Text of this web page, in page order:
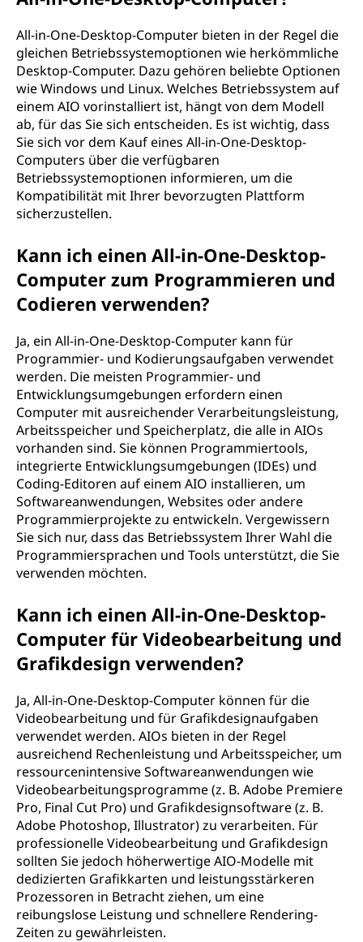
All-in-One-Desktop-Computer bieten in der Regel die
gleichen Betriebssystemoptionen wie herkömmliche
Desktop-Computer. Dazu gehören beliebte Optionen
wie Windows und Linux. Welches Betriebssystem auf
einem AIO vorinstalliert ist, hängt von dem Modell
ab, für das Sie sich entscheiden. Es ist wichtig, dass
Sie sich vor dem Kauf eines All-in-One-Desktop-
Computers über die verfügbaren
Betriebssystemoptionen informieren, um die
Kompatibilität mit Ihrer bevorzugten Plattform
sicherzustellen.
Kann ich einen All-in-One-Desktop-
Computer zum Programmieren und
Codieren verwenden?
Ja, ein All-in-One-Desktop-Computer kann für
Programmier- und Kodierungsaufgaben verwendet
werden. Die meisten Programmier- und
Entwicklungsumgebungen erfordern einen
Computer mit ausreichender Verarbeitungsleistung,
Arbeitsspeicher und Speicherplatz, die alle in AIOs
vorhanden sind. Sie können Programmiertools,
integrierte Entwicklungsumgebungen (IDEs) und
Coding-Editoren auf einem AIO installieren, um
Softwareanwendungen, Websites oder andere
Programmierprojekte zu entwickeln. Vergewissern
Sie sich nur, dass das Betriebssystem Ihrer Wahl die
Programmiersprachen und Tools unterstützt, die Sie
verwenden möchten.
Kann ich einen All-in-One-Desktop-
Computer für Videobearbeitung und
Grafikdesign verwenden?
Ja, All-in-One-Desktop-Computer können für die
Videobearbeitung und für Grafikdesignaufgaben
verwendet werden. AIOs bieten in der Regel
ausreichend Rechenleistung und Arbeitsspeicher, um
ressourcenintensive Softwareanwendungen wie
Videobearbeitungsprogramme (z. B. Adobe Premiere
Pro, Final Cut Pro) und Grafikdesignsoftware (z. B.
Adobe Photoshop, Illustrator) zu verarbeiten. Für
professionelle Videobearbeitung und Grafikdesign
sollten Sie jedoch höherwertige AIO-Modelle mit
dedizierten Grafikkarten und leistungsstärkeren
Prozessoren in Betracht ziehen, um eine
reibungslose Leistung und schnellere Rendering-
Zeiten zu gewährleisten.